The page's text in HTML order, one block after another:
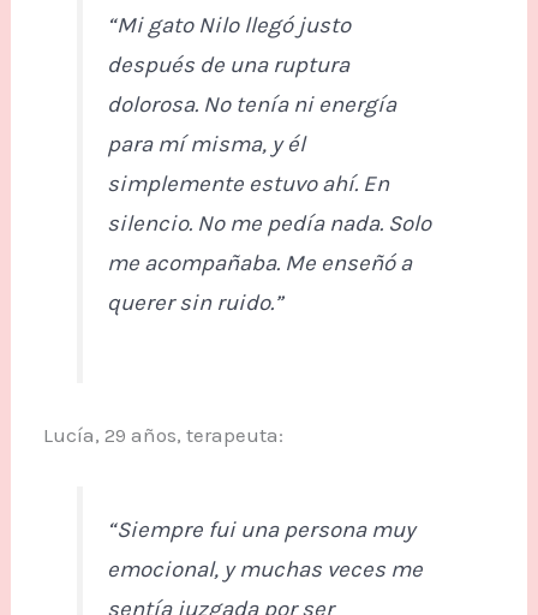
“Mi gato Nilo llegó justo
después de una ruptura
dolorosa. No tenía ni energía
para mí misma, y él
simplemente estuvo ahí. En
silencio. No me pedía nada. Solo
me acompañaba. Me enseñó a
querer sin ruido.”
Lucía, 29 años, terapeuta:
“Siempre fui una persona muy
emocional, y muchas veces me
sentía juzgada por ser